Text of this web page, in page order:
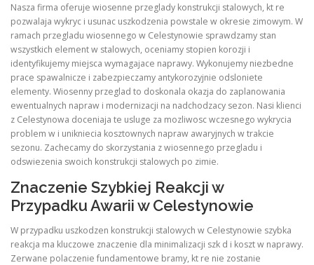
Nasza firma oferuje wiosenne przeglady konstrukcji stalowych, kt re
pozwalaja wykryc i usunac uszkodzenia powstale w okresie zimowym. W
ramach przegladu wiosennego w Celestynowie sprawdzamy stan
wszystkich element w stalowych, oceniamy stopien korozji i
identyfikujemy miejsca wymagajace naprawy. Wykonujemy niezbedne
prace spawalnicze i zabezpieczamy antykorozyjnie odsloniete
elementy. Wiosenny przeglad to doskonala okazja do zaplanowania
ewentualnych napraw i modernizacji na nadchodzacy sezon. Nasi klienci
z Celestynowa doceniaja te usluge za mozliwosc wczesnego wykrycia
problem w i unikniecia kosztownych napraw awaryjnych w trakcie
sezonu. Zachecamy do skorzystania z wiosennego przegladu i
odswiezenia swoich konstrukcji stalowych po zimie.
Znaczenie Szybkiej Reakcji w
Przypadku Awarii w Celestynowie
W przypadku uszkodzen konstrukcji stalowych w Celestynowie szybka
reakcja ma kluczowe znaczenie dla minimalizacji szk d i koszt w naprawy.
Zerwane polaczenie fundamentowe bramy, kt re nie zostanie